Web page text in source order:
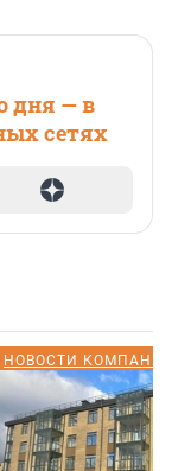
дня — в
сетях
НОВОСТИ